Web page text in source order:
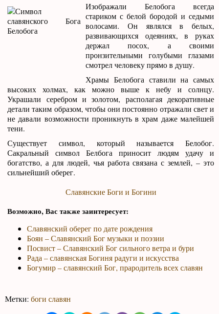
Изображали Белобога всегда
стариком с белой бородой и седыми
волосами. Он являлся в белых,
развивающихся одеяниях, в руках
держал посох, а своими
пронзительными голубыми глазами
смотрел человеку прямо в душу.
Храмы Белобога ставили на самых
высоких холмах, как можно выше к небу и солнцу.
Украшали серебром и золотом, располагая декоративные
детали таким образом, чтобы они постоянно отражали свет и
не давали возможности проникнуть в храм даже малейшей
тени.
Существует символ, который называется Белобог.
Сакральный символ Белбога приносит людям удачу и
богатство, а для людей, чья работа связана с землей, – это
сильнейший оберег.
Славянские Боги и Богини
Возможно, Вас также заинтересует:
Славянский оберег по дате рождения
Боян – Славянский Бог музыки и поэзии
Посвист – Славянский Бог сильного ветра и бури
Рада – славянская Богиня радуги и искусства
Богумир – славянский Бог, прародитель всех славян
Метки:боги славян